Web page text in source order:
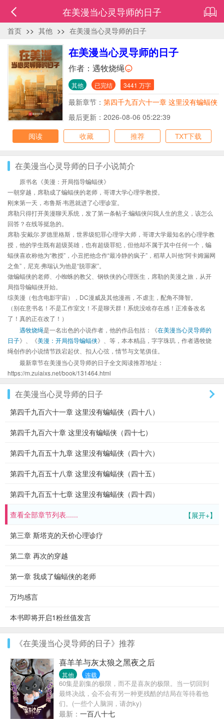
在美漫当心灵导师的日子
首页 >> 其他 >> 在美漫当心灵导师的日子
在美漫当心灵导师的日子
作者： 遇牧烧绳
其他 已完结 3441 万字
最新章节： 第四千九百六十一章 这里没有蝙蝠侠
（四十八）
最后更新：2026-08-06 05:22:39
阅读
收藏 推荐 TXT下载
在美漫当心灵导师的日子小说简介
原书名《美漫：开局指导蝙蝠侠》
一朝穿越，席勒成了蝙蝠侠的老师，哥谭大学心理学教授。
刚来第一天，布鲁斯·韦恩就进了心理诊室。
席勒只得打开美漫聊天系统，发了第一条帖子:蝙蝠侠问我人生的意义，该怎么
回答？在线等挺急的。
席勒·安戴尔·罗德里格斯，世界级犯罪心理学大师，哥谭大学最知名的心理学教
授，他的学生既有超级英雄，也有超级罪犯，但他却不属于其中任何一个，蝙
蝠侠喜欢称他为“教授”，小丑把他念作“最冷静的疯子”，稻草人叫他“阿卡姆漏网
之鱼”，尼克·弗瑞认为他是“脱罪家”。
做蝙蝠侠的老师、小蜘蛛的教父、钢铁侠的心理医生，席勒的美漫之旅，从开
局指导蝙蝠侠开始。
综美漫（包含电影宇宙），DC漫威及其他漫画，不虐主，配角不降智。
（别在意书名！不是工作室文！不是聊天群！系统没啥存在感！正准备改名
了！真的正在改了！）
遇牧烧绳是一名出色的小说作者，他的作品包括：《在美漫当心灵导师的
日子》、《美漫：开局指导蝙蝠侠》、等，本本精品，字字珠玑，作者遇牧烧
绳创作的小说情节跌宕起伏、扣人心弦，情节与文笔俱佳。
最新章节在美漫当心灵导师的日子全文阅读推荐地址：
https://m.zuiaixs.net/book/131464.html
在美漫当心灵导师的日子
第四千九百六十一章 这里没有蝙蝠侠（四十八）
第四千九百六十章 这里没有蝙蝠侠（四十七）
第四千九百五十九章 这里没有蝙蝠侠（四十六）
第四千九百五十八章 这里没有蝙蝠侠（四十五）
第四千九百五十七章 这里没有蝙蝠侠（四十四）
【展开+】
查看全部章节列表......
第三章 斯塔克的天价心理诊疗
第二章 再次的穿越
第一章 我成了蝙蝠侠的老师
万均感言
本书即将开启1粉丝值发言
《在美漫当心灵导师的日子》推荐
喜羊羊与灰太狼之黑夜之后
其他 连载
60集是剧集的极限，而不是喜灰的极限。当一切回到
最终决战，会不会有另一种更残酷的结局在等待着他
们。(一些个人脑洞，请勿ky)
最新： 一百八十七